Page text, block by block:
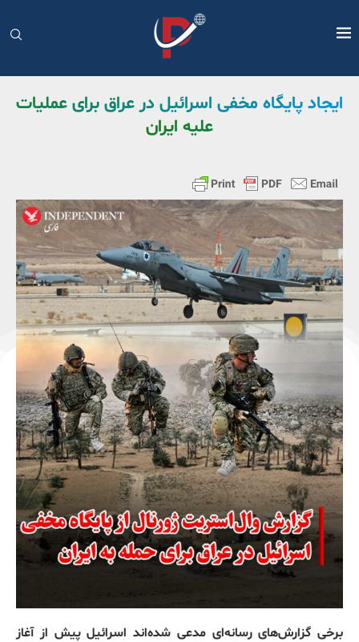
ایجاد پایگاه مخفی اسرائیل در عراق برای عملیات
علیه ایران
برخی گزارش‌های رسانه‌ای مدعی شده‌اند اسرائیل پیش از آغاز